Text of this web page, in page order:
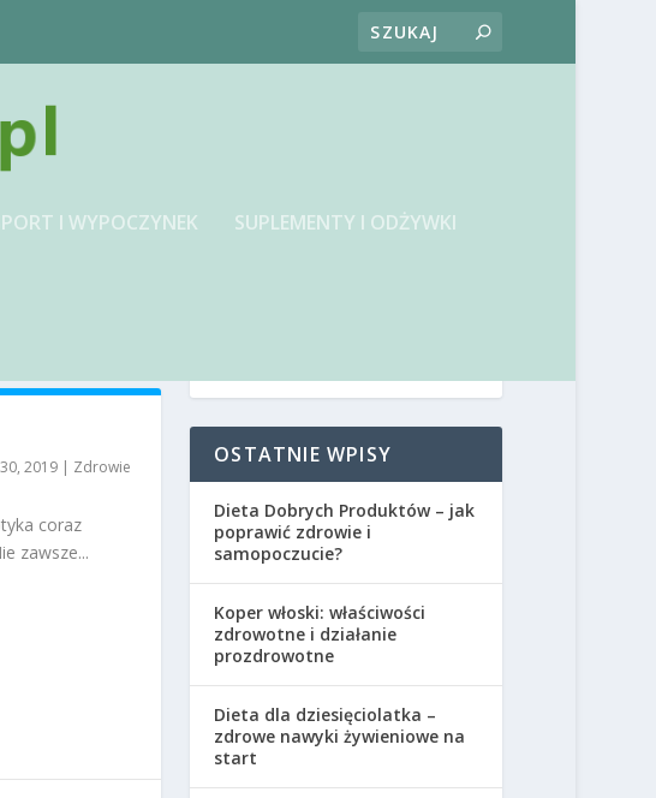
I WYPOCZYNEK SUPLEMENTY I ODŻYWKI
2019| Zdrowie
coraz
zawsze...
OSTATNIE WPISY
Dieta Dobrych Produktów – jak
poprawić zdrowie i
samopoczucie?
Koper włoski: właściwości
zdrowotne i działanie
prozdrowotne
Dieta dla dziesięciolatka –
zdrowe nawyki żywieniowe na
start